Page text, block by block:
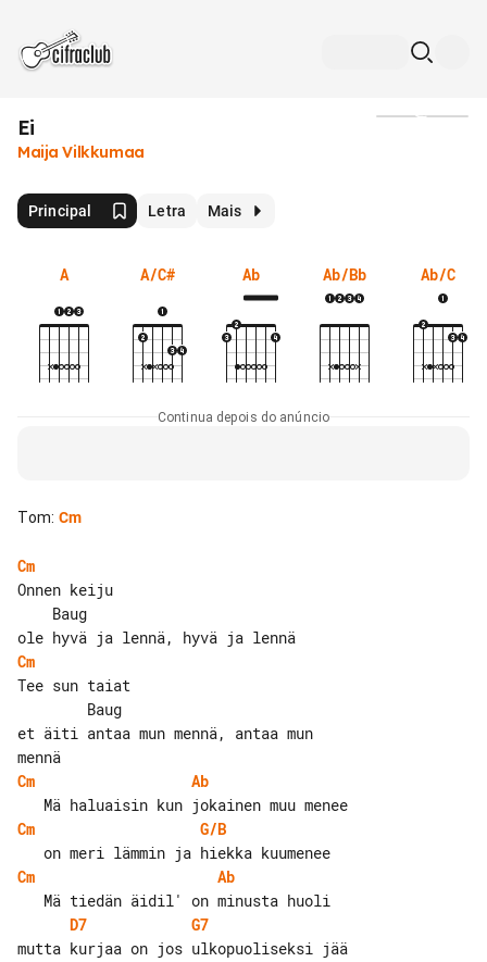
Ei
Maija Vilkkumaa
Principal Letra Mais
A A/C# Ab Ab/Bb Ab/C
Continua depois do anúncio
Tom: Cm
Cm
Onnen keiju
Cm
Tee sun taiat
et äiti antaa mun mennä, antaa mun
Cm
Ab
Cm
G/B
Cm
Ab
D7
G7
mutta kurjaa on jos ulkopuoliseksi jää